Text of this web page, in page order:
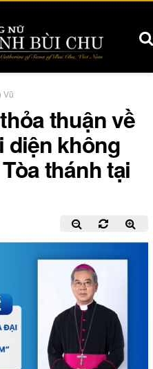
Vũ
thuận về
diện không
thánh tại